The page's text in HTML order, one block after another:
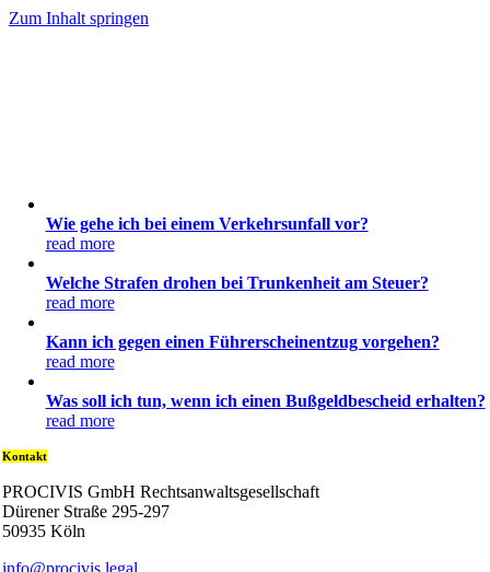
Zum Inhalt springen
Wie gehe ich bei einem Verkehrsunfall vor?
read more
Welche Strafen drohen bei Trunkenheit am Steuer?
read more
Kann ich gegen einen Führerscheinentzug vorgehen?
read more
Was soll ich tun, wenn ich einen Bußgeldbescheid erhalten?
read more
Kontakt
PROCIVIS GmbH Rechtsanwaltsgesellschaft
Dürener Straße 295-297
50935 Köln
info@procivis.legal